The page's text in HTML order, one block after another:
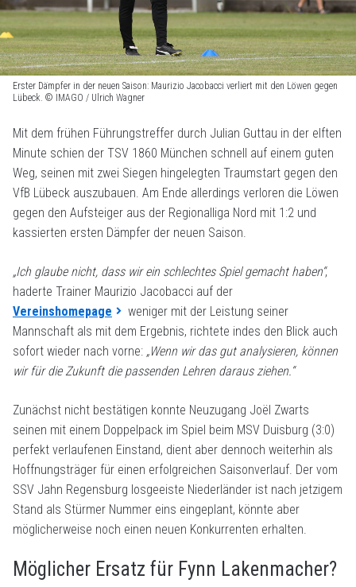
Erster Dämpfer in der neuen Saison: Maurizio Jacobacci verliert mit den Löwen gegen
Lübeck. © IMAGO / Ulrich Wagner
Mit dem frühen Führungstreffer durch Julian Guttau in der elften
Minute schien der TSV 1860 München schnell auf einem guten
Weg, seinen mit zwei Siegen hingelegten Traumstart gegen den
VfB Lübeck auszubauen. Am Ende allerdings verloren die Löwen
gegen den Aufsteiger aus der Regionalliga Nord mit 1:2 und
kassierten ersten Dämpfer der neuen Saison.
„Ich glaube nicht, dass wir ein schlechtes Spiel gemacht haben“,
haderte Trainer Maurizio Jacobacci auf der
Vereinshomepage
weniger mit der Leistung seiner
Mannschaft als mit dem Ergebnis, richtete indes den Blick auch
sofort wieder nach vorne: „Wenn wir das gut analysieren, können
wir für die Zukunft die passenden Lehren daraus ziehen.“
Zunächst nicht bestätigen konnte Neuzugang Joël Zwarts
seinen mit einem Doppelpack im Spiel beim MSV Duisburg (3:0)
perfekt verlaufenen Einstand, dient aber dennoch weiterhin als
Hoffnungsträger für einen erfolgreichen Saisonverlauf. Der vom
SSV Jahn Regensburg losgeeiste Niederländer ist nach jetzigem
Stand als Stürmer Nummer eins eingeplant, könnte aber
möglicherweise noch einen neuen Konkurrenten erhalten.
Möglicher Ersatz für Fynn Lakenmacher?